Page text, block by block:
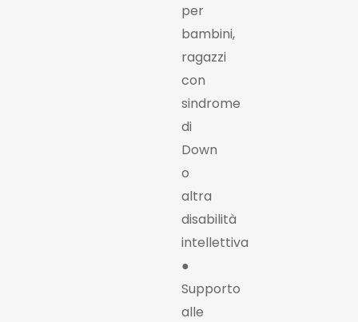
per
bambini,
ragazzi
con
sindrome
di
Down
o
altra
disabilità
intellettiva
●
Supporto
alle